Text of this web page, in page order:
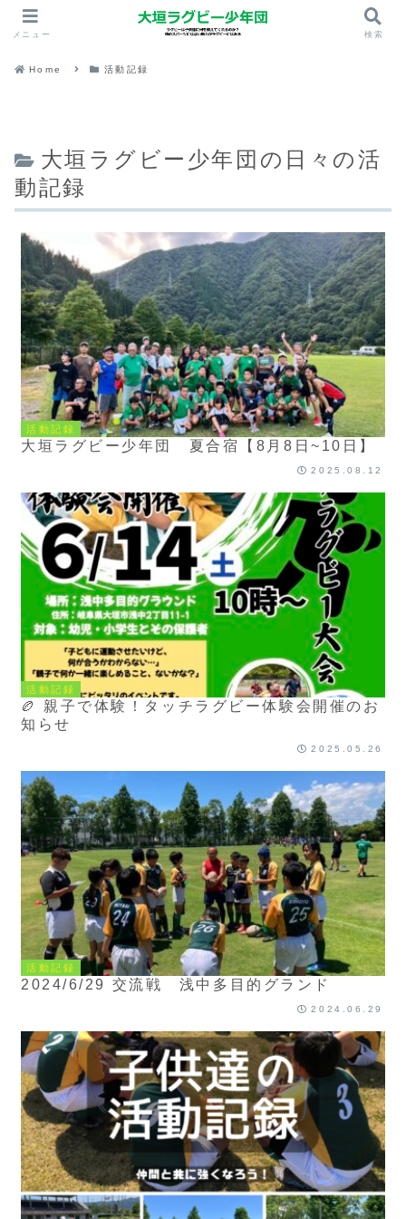
Home 活動記録
大垣ラグビー少年団の日々の活
動記録
活動記録
大垣ラグビー少年団 夏合宿【8月8日~10日】
2025.08.12
活動記録
🏉 親子で体験！タッチラグビー体験会開催のお
知らせ
2025.05.26
活動記録
2024/6/29 交流戦 浅中多目的グランド
2024.06.29
メニュー 検索